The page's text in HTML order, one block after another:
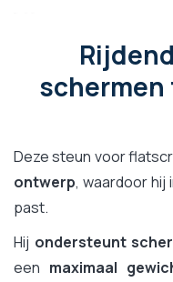
schermen
Deze steun voor
ontwerp, waardoor hij
past.
Hij ondersteunt
een maximaal